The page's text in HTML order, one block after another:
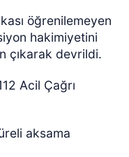
öğrenilemeyen
hakimiyetini
çıkarak devrildi.
Acil Çağrı
aksama